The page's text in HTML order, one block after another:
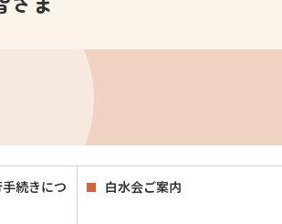
続きにつ
白水会ご案内